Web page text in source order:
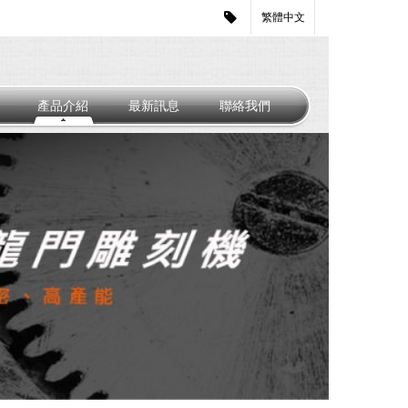
繁體中文
產品介紹 最新訊息 聯絡我們